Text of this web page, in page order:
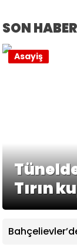
SON
Tırın
Asayiş